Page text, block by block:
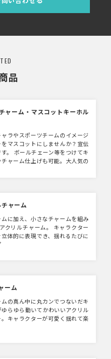
品
ャーム・マスコットキーホル
ラやスポーツチームのイメージ
マスコットにしませんか？宣伝
。 ボールチェーン等をつけてキ
ャーム仕上げも可能。大人気の
て一つひとつ仕上げております
再現が難しい部分は、簡素化の
ていただく場合がございます。
た上でのご検討をお願いいたし
ャーム
に加え、小さなチャームを組み
クリルチャーム。 キャラクター
体的に表現でき、揺れるたびに
ーム
の真ん中に丸カンでつないだキ
らゆら動いてかわいいアクリル
キャラクターが可愛く揺れて楽